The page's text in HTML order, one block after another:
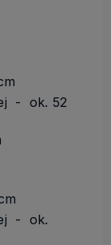
- ok. 52
- ok.